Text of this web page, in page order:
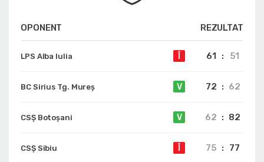
OPONENT REZULTAT
LPS Alba Iulia 61 : 51
BC Sirius Tg. Mureș V 72 : 62
CSȘ Botoșani V 62 : 82
CSȘ Sibiu 75 : 77